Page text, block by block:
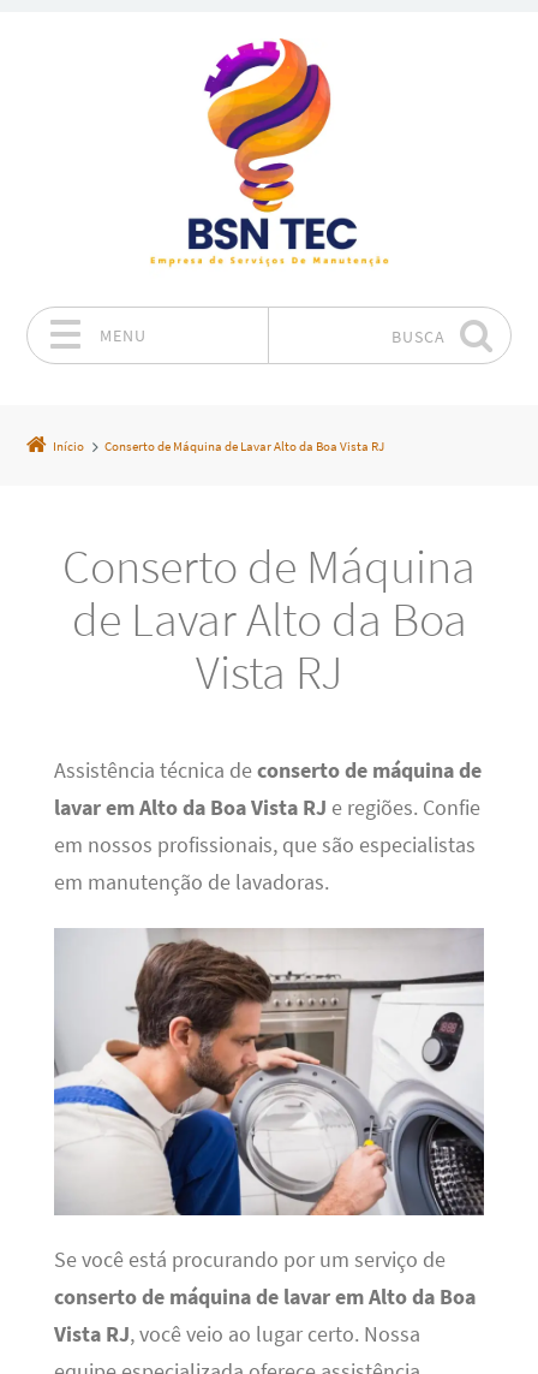
MENU BUSCA
Início Conserto de Máquina de Lavar Alto da Boa Vista RJ
Conserto de Máquina
de Lavar Alto da Boa
Vista RJ
Assistência técnica deconserto de máquina de
lavar em Alto da Boa Vista RJ e regiões. Confie
em nossos profissionais, que são especialistas
em manutenção de lavadoras.
Se você está procurando por um serviço de
conserto de máquina de lavar em Alto da Boa
Vista RJ, você veio ao lugar certo. Nossa